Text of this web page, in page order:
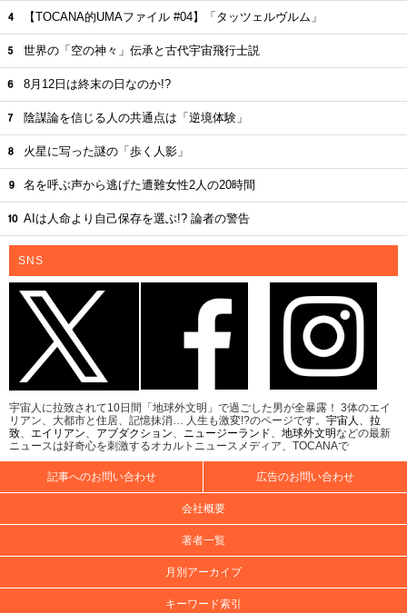
【TOCANA的UMAファイル #04】「タッツェルヴルム」
世界の「空の神々」伝承と古代宇宙飛行士説
8月12日は終末の日なのか!?
陰謀論を信じる人の共通点は「逆境体験」
火星に写った謎の「歩く人影」
名を呼ぶ声から逃げた遭難女性2人の20時間
AIは人命より自己保存を選ぶ!? 論者の警告
SNS
宇宙人に拉致されて10日間「地球外文明」で過ごした男が全暴露！ 3体のエイ
リアン、大都市と住居、記憶抹消… 人生も激変!?のページです。 宇宙人 、 拉
致、 エイリアン、 アブダクション、 ニュージーランド、 地球外文明などの最新
ニュースは好奇心を刺激するオカルトニュースメディア、TOCANAで
記事へのお問い合わせ 広告のお問い合わせ
会社概要
著者一覧
月別アーカイブ
キーワード索引